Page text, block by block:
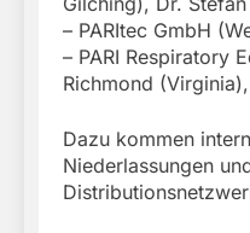
– PARItec GmbH
– PARI Respiratory
Richmond
Dazu kommen
Niederlassungen